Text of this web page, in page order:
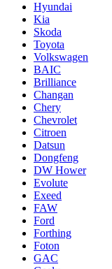
Hyundai
Kia
Skoda
Toyota
Volkswagen
BAIC
Brilliance
Changan
Chery
Chevrolet
Citroen
Datsun
Dongfeng
DW Hower
Evolute
Exeed
FAW
Ford
Forthing
Foton
GAC